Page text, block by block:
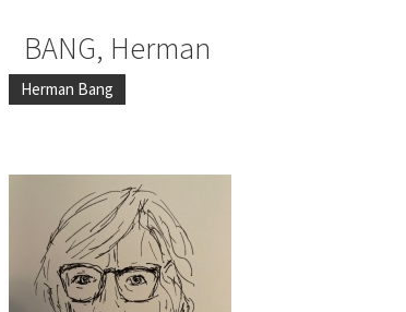
BANG, Herman
Herman Bang